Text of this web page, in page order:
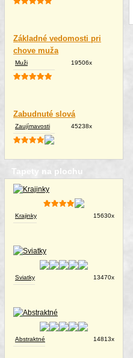
Základné vedomosti pri
chove muža
Muži 19506x
Zabudnuté slová
Zaujímavosti 45238x
Tapety na plochu
Krajinky 15630x
Sviatky 13470x
Abstraktné 14813x